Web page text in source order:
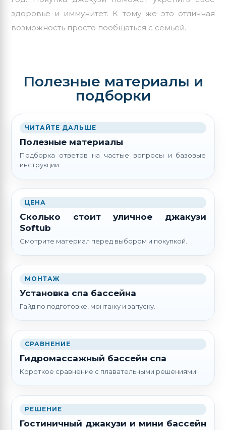
здоровье и иммунитет. К тому же это отличная
возможность просто пообщаться с семьей.
Полезные материалы и
подборки
ЧИТАЙТЕ ДАЛЬШЕ
Полезные материалы
Подборка ответов на частые вопросы и базовые
инструкции.
ЦЕНА
Сколько стоит уличное джакузи
Softub
Смотрите материал перед выбором и покупкой.
МОНТАЖ
Установка спа бассейна
Гайд по подготовке, монтажу и запуску.
СРАВНЕНИЕ
Гидромассажный бассейн спа
Короткое сравнение с плавательными решениями.
РЕШЕНИЕ
Гостиничный джакузи и мини бассейн